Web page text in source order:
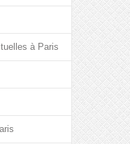
à Paris